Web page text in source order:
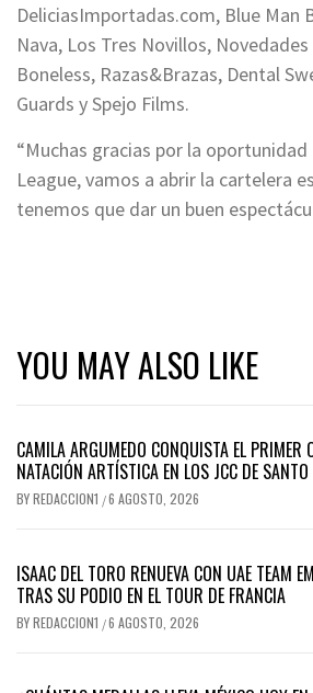
DeliciasImportadas.com, Blue Man
Nava, Los Tres Novillos,
Boneless, Razas&Brazas, Dental
Guards y Spejo Films.
“Muchas gracias por la
League, vamos a abrir la cartelera
tenemos que dar un buen
YOU MAY ALSO LIKE
CAMILA ARGUMEDO CONQUISTA EL PRIMER
NATACIÓN ARTÍSTICA EN LOS JCC DE
BYREDACCION1 /6 AGOSTO, 2026
ISAAC DEL TORO RENUEVA CON UAE TEAM
TRAS SU PODIO EN EL TOUR DE FRANCIA
BYREDACCION1 /6 AGOSTO, 2026